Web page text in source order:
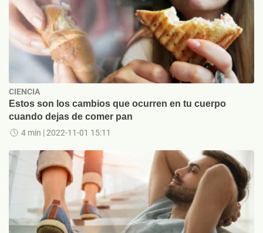
CIENCIA
Estos son los cambios que ocurren en tu cuerpo
cuando dejas de comer pan
4 min | 2022-11-01 15:11